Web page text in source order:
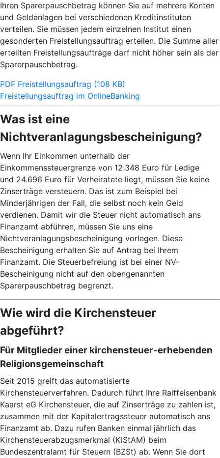
Ihren Sparerpauschbetrag können Sie auf mehrere Konten
und Geldanlagen bei verschiedenen Kreditinstituten
verteilen. Sie müssen jedem einzelnen Institut einen
gesonderten Freistellungsauftrag erteilen. Die Summe aller
erteilten Freistellungsaufträge darf nicht höher sein als der
Sparerpauschbetrag.
PDF Freistellungsauftrag (108 KB)
Freistellungsauftrag im OnlineBanking
Was ist eine
Nichtveranlagungsbescheinigung?
Wenn Ihr Einkommen unterhalb der
Einkommenssteuergrenze von 12.348 Euro für Ledige
und 24.696 Euro für Verheiratete liegt, müssen Sie keine
Zinserträge versteuern. Das ist zum Beispiel bei
Minderjährigen der Fall, die selbst noch kein Geld
verdienen. Damit wir die Steuer nicht automatisch ans
Finanzamt abführen, müssen Sie uns eine
Nichtveranlagungsbescheinigung vorlegen. Diese
Bescheinigung erhalten Sie auf Antrag bei Ihrem
Finanzamt. Die Steuerbefreiung ist bei einer NV-
Bescheinigung nicht auf den obengenannten
Sparerpauschbetrag begrenzt.
Wie wird die Kirchensteuer
abgeführt?
Für Mitglieder einer kirchensteuer-erhebenden
Religionsgemeinschaft
Seit 2015 greift das automatisierte
Kirchensteuerverfahren. Dadurch führt Ihre Raiffeisenbank
Kaarst eG Kirchensteuer, die auf Zinserträge zu zahlen ist,
zusammen mit der Kapitalertragssteuer automatisch ans
Finanzamt ab. Dazu rufen Banken einmal jährlich das
Kirchensteuerabzugsmerkmal (KiStAM) beim
Bundeszentralamt für Steuern (BZSt) ab. Wenn Sie dort